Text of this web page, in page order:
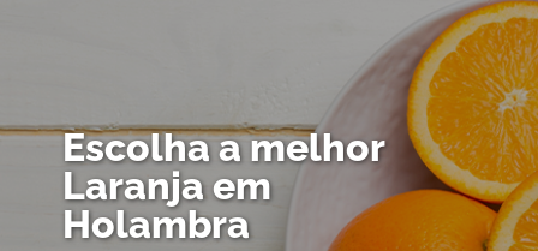
Escolha a melhor
Laranja em
Holambra